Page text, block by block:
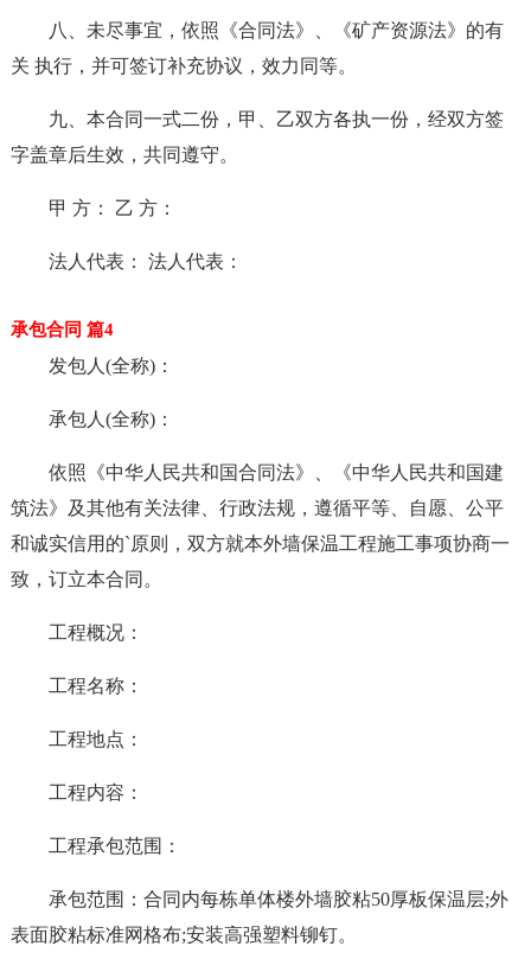
八、未尽事宜，依照《合同法》、《矿产资源法》的有
关 执行，并可签订补充协议，效力同等。
九、本合同一式二份，甲、乙双方各执一份，经双方签
字盖章后生效，共同遵守。
甲 方： 乙 方：
法人代表： 法人代表：
承包合同 篇4
发包人(全称)：
承包人(全称)：
依照《中华人民共和国合同法》、《中华人民共和国建
筑法》及其他有关法律、行政法规，遵循平等、自愿、公平
和诚实信用的`原则，双方就本外墙保温工程施工事项协商一
致，订立本合同。
工程概况：
工程名称：
工程地点：
工程内容：
工程承包范围：
承包范围：合同内每栋单体楼外墙胶粘50厚板保温层;外
表面胶粘标准网格布;安装高强塑料铆钉。